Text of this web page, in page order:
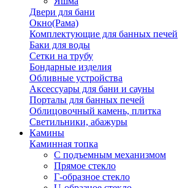
Двери для бани
Окно(Рама)
Комплектующие для банных печей
Баки для воды
Сетки на трубу
Бондарные изделия
Обливные устройства
Аксессуары для бани и сауны
Порталы для банных печей
Облицовочный камень, плитка
Светильники, абажуры
Камины
Каминная топка
С подъемным механизмом
Прямое стекло
Г-образное стекло